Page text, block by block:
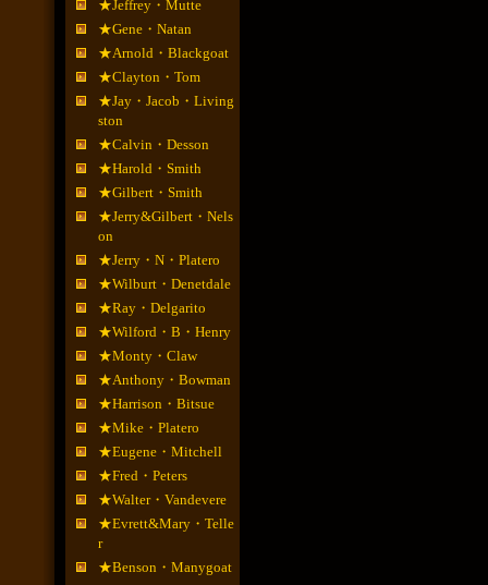
★Jeffrey・Mutte
★Gene・Natan
★Arnold・Blackgoat
★Clayton・Tom
★Jay・Jacob・Living
ston
★Calvin・Desson
★Harold・Smith
★Gilbert・Smith
★Jerry&Gilbert・Nels
on
★Jerry・N・Platero
★Wilburt・Denetdale
★Ray・Delgarito
★Wilford・B・Henry
★Monty・Claw
★Anthony・Bowman
★Harrison・Bitsue
★Mike・Platero
★Eugene・Mitchell
★Fred・Peters
★Walter・Vandevere
★Evrett&Mary・Telle
r
★Benson・Manygoat